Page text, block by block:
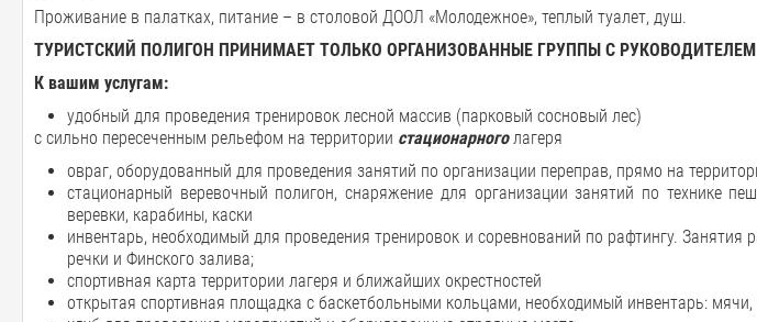
Проживание в палатках, питание – в столовой ДООЛ «Молодежное», теплый туалет, душ.
ТУРИСТСКИЙ ПОЛИГОН ПРИНИМАЕТ ТОЛЬКО ОРГАНИЗОВАННЫЕ ГРУППЫ С РУКОВОДИТЕЛЕМ
К вашим услугам:
удобный для проведения тренировок лесной массив (парковый сосновый лес)
с сильно пересеченным рельефом на территории стационарноголагеря
овраг, оборудованный для проведения занятий по организации переправ, прямо на
стационарный веревочный полигон, снаряжение для организации занятий по технике
веревки, карабины, каски
инвентарь, необходимый для проведения тренировок и соревнований по рафтингу. Занятия
речки и Финского залива;
спортивная карта территории лагеря и ближайших окрестностей
открытая спортивная площадка с баскетбольными кольцами, необходимый инвентарь: